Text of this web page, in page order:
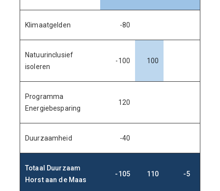
Klimaatgelden -80
Natuurinclusief
isoleren
-100 100
Programma
Energiebesparing
120
Duurzaamheid -40
Totaal Duurzaam
Horst aan de Maas
-105 110 -5